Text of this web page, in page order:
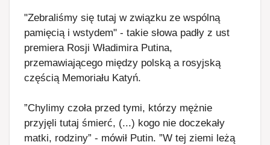
"Zebraliśmy się tutaj w związku ze wspólną
pamięcią i wstydem" - takie słowa padły z ust
premiera Rosji Władimira Putina,
przemawiającego między polską a rosyjską
częścią Memoriału Katyń.
”Chylimy czoła przed tymi, którzy mężnie
przyjęli tutaj śmierć, (...) kogo nie doczekały
matki, rodziny” - mówił Putin. ”W tej ziemi leżą